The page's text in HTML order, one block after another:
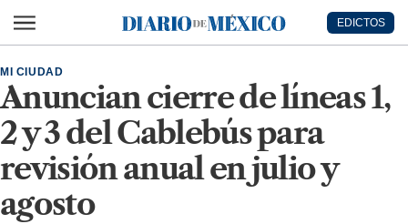
Diario de México
EDICTOS
Anuncian cierre de líneas 1,
2 y 3 del Cablebús para
revisión anual en julio y
agosto
MI CIUDAD